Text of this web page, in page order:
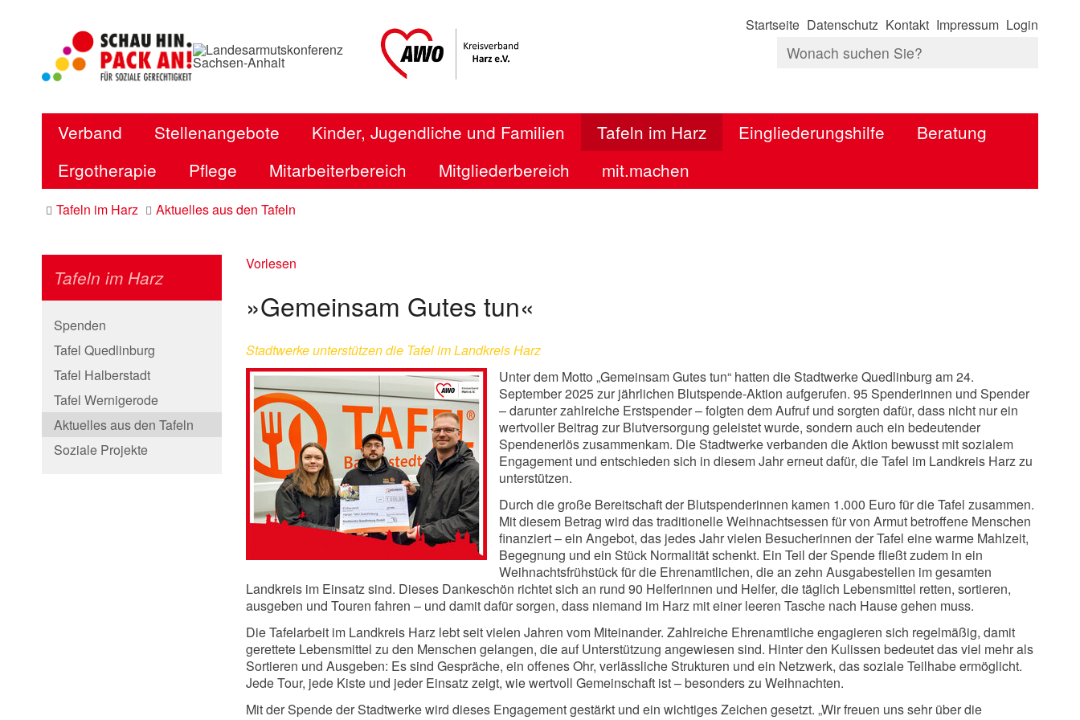
Startseite Datenschutz Kontakt Impressum Login
Verband Stellenangebote Kinder, Jugendliche und Familien Tafeln im Harz Eingliederungshilfe
Beratung
Ergotherapie
Pflege Mitarbeiterbereich Mitgliederbereich mit.machen
Tafeln im Harz Aktuelles aus den Tafeln
Tafeln im Harz
Spenden
Tafel Quedlinburg
Tafel Halberstadt
Tafel Wernigerode
Aktuelles aus den Tafeln
Soziale Projekte
Vorlesen
»Gemeinsam Gutes tun«
Stadtwerke unterstützen die Tafel im Landkreis Harz
Unter dem Motto „Gemeinsam Gutes tun“ hatten die Stadtwerke Quedlinburg am 24.
September 2025 zur jährlichen Blutspende-Aktion aufgerufen. 95 Spenderinnen und Spender
– darunter zahlreiche Erstspender – folgten dem Aufruf und sorgten dafür, dass nicht nur ein
wertvoller Beitrag zur Blutversorgung geleistet wurde, sondern auch ein bedeutender
Spendenerlös zusammenkam. Die Stadtwerke verbanden die Aktion bewusst mit sozialem
Engagement und entschieden sich in diesem Jahr erneut dafür, die Tafel im Landkreis Harz zu
unterstützen.
Durch die große Bereitschaft der Blutspenderinnen kamen 1.000 Euro für die Tafel zusammen.
Mit diesem Betrag wird das traditionelle Weihnachtsessen für von Armut betroffene Menschen
finanziert – ein Angebot, das jedes Jahr vielen Besucherinnen der Tafel eine warme Mahlzeit,
Begegnung und ein Stück Normalität schenkt. Ein Teil der Spende fließt zudem in ein
Weihnachtsfrühstück für die Ehrenamtlichen, die an zehn Ausgabestellen im gesamten
Landkreis im Einsatz sind. Dieses Dankeschön richtet sich an rund 90 Helferinnen und Helfer, die täglich Lebensmittel retten, sortieren,
ausgeben und Touren fahren – und damit dafür sorgen, dass niemand im Harz mit einer leeren Tasche nach Hause gehen muss.
Die Tafelarbeit im Landkreis Harz lebt seit vielen Jahren vom Miteinander. Zahlreiche Ehrenamtliche engagieren sich regelmäßig, damit
gerettete Lebensmittel zu den Menschen gelangen, die auf Unterstützung angewiesen sind. Hinter den Kulissen bedeutet das viel mehr als
Sortieren und Ausgeben: Es sind Gespräche, ein offenes Ohr, verlässliche Strukturen und ein Netzwerk, das soziale Teilhabe ermöglicht.
Jede Tour, jede Kiste und jeder Einsatz zeigt, wie wertvoll Gemeinschaft ist – besonders zu Weihnachten.
Mit der Spende der Stadtwerke wird dieses Engagement gestärkt und ein wichtiges Zeichen gesetzt. „Wir freuen uns sehr über die